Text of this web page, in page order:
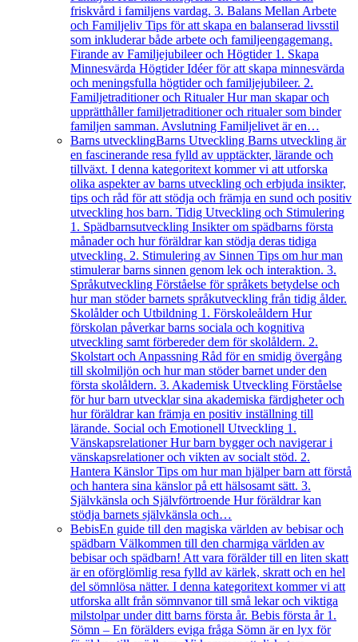
friskvård i familjens vardag. 3. Balans Mellan Arbete
och Familjeliv Tips för att skapa en balanserad livsstil
som inkluderar både arbete och familjeengagemang.
Firande av Familjejubileer och Högtider 1. Skapa
Minnesvärda Högtider Idéer för att skapa minnesvärda
och meningsfulla högtider och familjejubileer. 2.
Familjetraditioner och Ritualer Hur man skapar och
upprätthåller familjetraditioner och ritualer som binder
familjen samman. Avslutning Familjelivet är en…
Barns utvecklingBarns Utveckling Barns utveckling är
en fascinerande resa fylld av upptäckter, lärande och
tillväxt. I denna kategoritext kommer vi att utforska
olika aspekter av barns utveckling och erbjuda insikter,
tips och råd för att stödja och främja en sund och positiv
utveckling hos barn. Tidig Utveckling och Stimulering
1. Spädbarnsutveckling Insikter om spädbarns första
månader och hur föräldrar kan stödja deras tidiga
utveckling. 2. Stimulering av Sinnen Tips om hur man
stimulerar barns sinnen genom lek och interaktion. 3.
Språkutveckling Förståelse för språkets betydelse och
hur man stöder barnets språkutveckling från tidig ålder.
Skolålder och Utbildning 1. Förskoleåldern Hur
förskolan påverkar barns sociala och kognitiva
utveckling samt förbereder dem för skolåldern. 2.
Skolstart och Anpassning Råd för en smidig övergång
till skolmiljön och hur man stöder barnet under den
första skolåldern. 3. Akademisk Utveckling Förståelse
för hur barn utvecklar sina akademiska färdigheter och
hur föräldrar kan främja en positiv inställning till
lärande. Social och Emotionell Utveckling 1.
Vänskapsrelationer Hur barn bygger och navigerar i
vänskapsrelationer och vikten av socialt stöd. 2.
Hantera Känslor Tips om hur man hjälper barn att förstå
och hantera sina känslor på ett hälsosamt sätt. 3.
Självkänsla och Självförtroende Hur föräldrar kan
stödja barnets självkänsla och…
BebisEn guide till den magiska världen av bebisar och
spädbarn Välkommen till den charmiga världen av
bebisar och spädbarn! Att vara förälder till en liten skatt
är en oförglömlig resa fylld av kärlek, skratt och en hel
del sömnlösa nätter. I denna kategoritext kommer vi att
utforska allt från sömnvanor till små lekar och viktiga
milstolpar under ditt barns första år. Bebis första år 1.
Sömn – En förälders eviga fråga Sömn är en lyx för